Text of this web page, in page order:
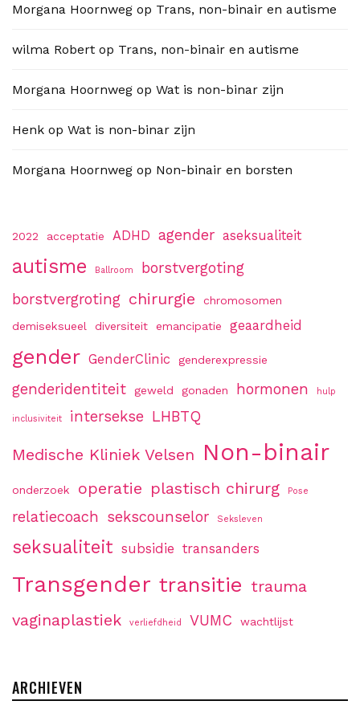
Morgana Hoornweg op Trans, non-binair en autisme
wilma Robert op Trans, non-binair en autisme
Morgana Hoornweg op Wat is non-binar zijn
Henk op Wat is non-binar zijn
Morgana Hoornweg op Non-binair en borsten
2022 acceptatie ADHD agender aseksualiteit
autisme Ballroom
borstvergoting
borstvergroting chirurgie
chromosomen
demiseksueel
diversiteit emancipatie geaardheid
gender GenderClinic genderexpressie
genderidentiteit geweld gonaden hormonen hulp
inclusiviteit intersekse LHBTQ
Medische Kliniek Velsen Non-binair
onderzoek operatie plastisch chirurg Pose
relatiecoach sekscounselor Seksleven
seksualiteit subsidie transanders
Transgender transitie trauma
vaginaplastiek
verliefdheid VUMC wachtlijst
ARCHIEVEN